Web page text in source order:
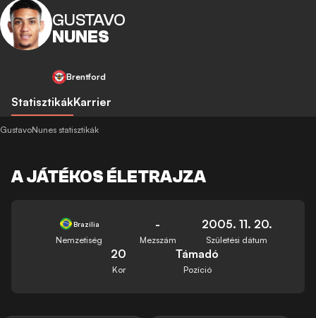
GUSTAVO
NUNES
Brentford
StatisztikákKarrier
GustavoNunes statisztikák
A JÁTÉKOS ÉLETRAJZA
Brazília
Nemzetiség
-
Mezszám
2005. 11. 20.
Születési dátum
20
Kor
Támadó
Pozíció